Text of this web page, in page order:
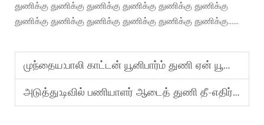
துணிக்கு துணிக்கு துணிக்கு துணிக்கு துணிக்கு துணிக்கு
துணிக்கு துணிக்கு துணிக்கு துணிக்கு துணிக்கு துணிக்கு......
முந்தைய:பாலி காட்டன் யூனிபார்ம் துணி ஏன் யூனிபார்ம்களுக்கு சிறந்ததாக உள்ளது?
அடுத்து:டிவில் பணியாளர் ஆடைத் துணி தீ-எதிர்ப்பு மற்றும் நீர்-நிரோதி ஆகுமா?